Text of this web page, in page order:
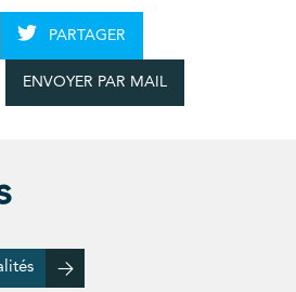
PARTAGER
ENVOYER PAR MAIL